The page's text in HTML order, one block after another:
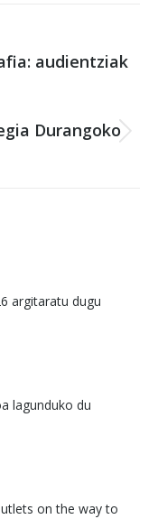
audientziak
Durangoko
argitaratu dugu
lagunduko du
on the way to